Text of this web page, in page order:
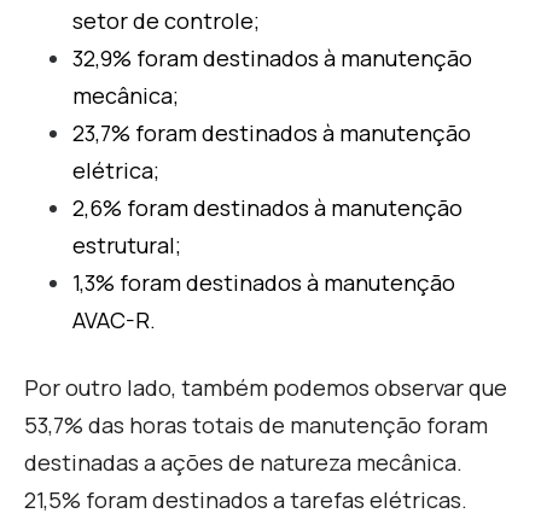
setor de controle;
32,9% foram destinados à manutenção
mecânica;
23,7% foram destinados à manutenção
elétrica;
2,6% foram destinados à manutenção
estrutural;
1,3% foram destinados à manutenção
AVAC-R.
Por outro lado, também podemos observar que
53,7% das horas totais de manutenção foram
destinadas a ações de natureza mecânica.
21,5% foram destinados a tarefas elétricas.